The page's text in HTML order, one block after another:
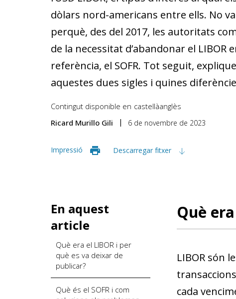
dòlars nord-americans entre ells. No
perquè, des del 2017, les autoritats
de la necessitat d’abandonar el LIBOR
referència, el SOFR. Tot seguit,
aquestes dues sigles i quines
Contingut disponible en castellàanglès
Ricard Murillo Gili
6 de novembre de 2023
Impressió Descarregar fitxer
En aquest
article
Què era el LIBOR i per
què es va deixar de
publicar?
Què és el SOFR i com
Què
LIBOR són
cada